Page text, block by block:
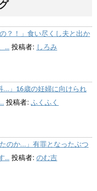
？！」食い尽くし夫と出か
... 投稿者: しろみ
…」16歳の妊婦に向けられ
投稿者: ふくふく
のか…」有罪となったぶつ
... 投稿者: のむ吉